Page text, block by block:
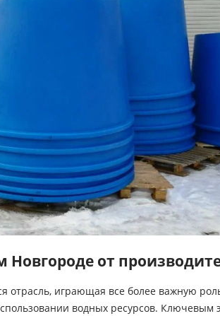
от
отрасль, играющая все более важную
водных ресурсов. Ключевым